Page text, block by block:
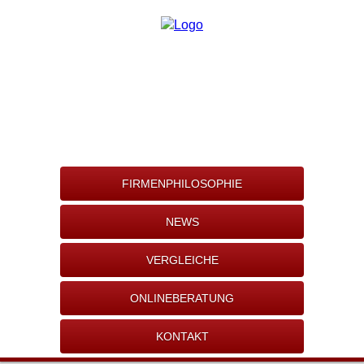
FIRMENPHILOSOPHIE
NEWS
VERGLEICHE
ONLINEBERATUNG
KONTAKT